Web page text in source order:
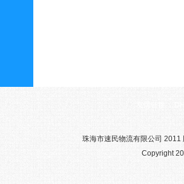
珠海市速民物流有限公司
Copyright